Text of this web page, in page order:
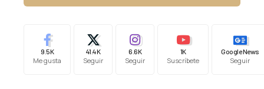
9.5K
Me gusta
41.4K
Seguir
6.6K
Seguir
1K
Suscríbete
Google News
Seguir